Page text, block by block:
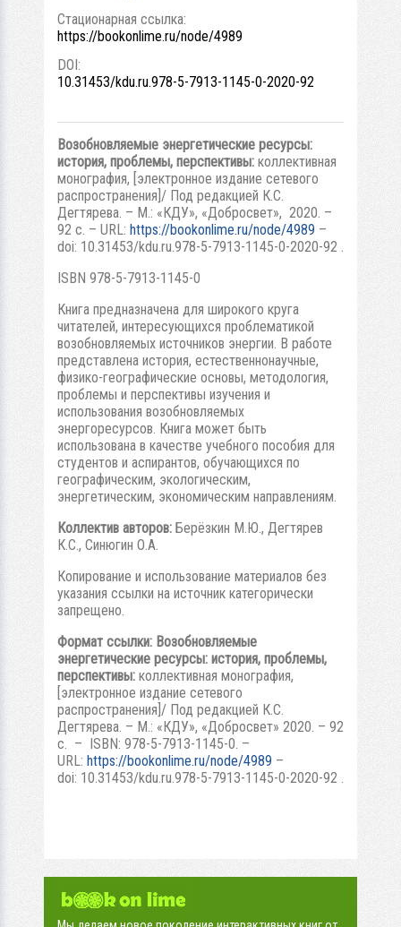
Стационарная ссылка:
https://bookonlime.ru/node/4989
DOI:
10.31453/kdu.ru.978-5-7913-1145-0-2020-92
Возобновляемые энергетические ресурсы:
история, проблемы, перспективы: коллективная
монография, [электронное издание сетевого
распространения]/ Под редакцией К.С.
Дегтярева. – М.: «КДУ», «Добросвет», 2020. –
92 с. – URL: https://bookonlime.ru/node/4989 –
doi: 10.31453/kdu.ru.978-5-7913-1145-0-2020-92 .
ISBN 978-5-7913-1145-0
Книга предназначена для широкого круга
читателей, интересующихся проблематикой
возобновляемых источников энергии. В работе
представлена история, естественнонаучные,
физико-географические основы, методология,
проблемы и перспективы изучения и
использования возобновляемых
энергоресурсов. Книга может быть
использована в качестве учебного пособия для
студентов и аспирантов, обучающихся по
географическим, экологическим,
энергетическим, экономическим направлениям.
Коллектив авторов: Берёзкин М.Ю., Дегтярев
К.С., Синюгин О.А.
Копирование и использование материалов без
указания ссылки на источник категорически
запрещено.
Формат ссылки: Возобновляемые
энергетические ресурсы: история, проблемы,
перспективы: коллективная монография,
[электронное издание сетевого
распространения]/ Под редакцией К.С.
Дегтярева. – М.: «КДУ», «Добросвет» 2020. – 92
с. – ISBN: 978-5-7913-1145-0. –
URL: https://bookonlime.ru/node/4989 –
doi: 10.31453/kdu.ru.978-5-7913-1145-0-2020-92 .